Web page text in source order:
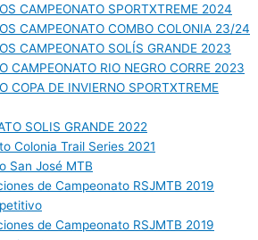
CAMPEONATO SPORTXTREME 2024
CAMPEONATO COMBO COLONIA 23/24
CAMPEONATO SOLÍS GRANDE 2023
CAMPEONATO RIO NEGRO CORRE 2023
COPA DE INVIERNO SPORTXTREME
SOLIS GRANDE 2022
Colonia Trail Series 2021
San José MTB
de Campeonato RSJMTB 2019
de Campeonato RSJMTB 2019